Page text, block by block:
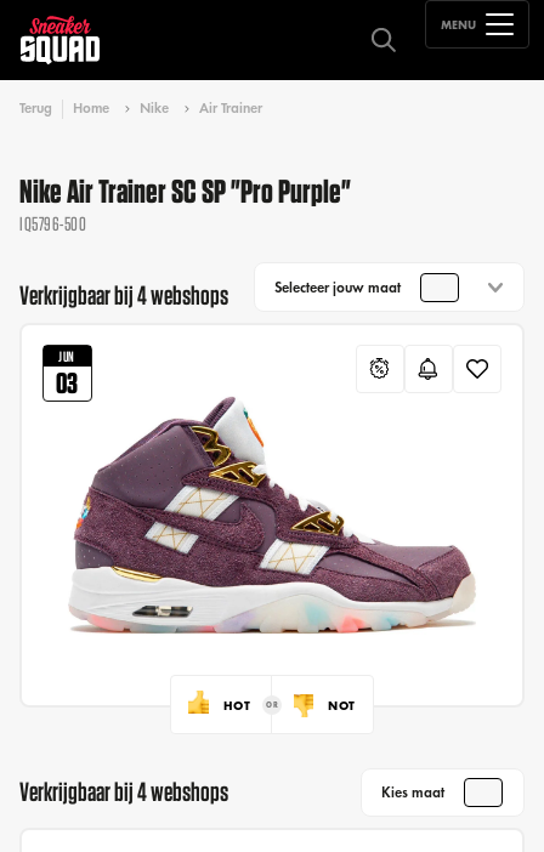
MENU
Terug Home Nike Air Trainer
Nike Air Trainer SC SP "Pro Purple"
IQ5796-500
Verkrijgbaar bij 4 webshops Selecteer jouw maat
JUN
03
HOT NOT
Verkrijgbaar bij 4 webshops Kies maat